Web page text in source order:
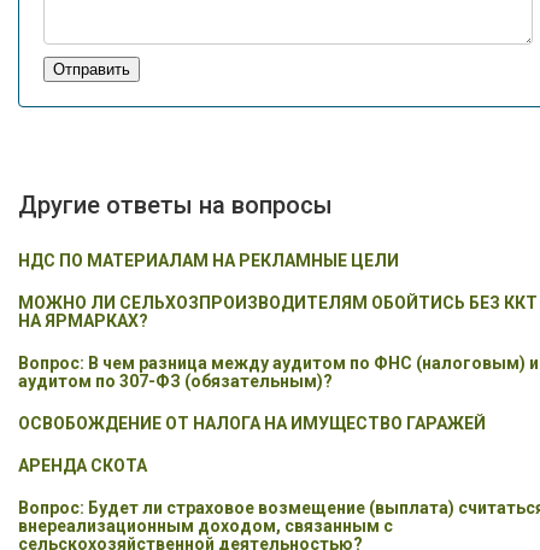
Отправить
Другие ответы на вопросы
НДС ПО МАТЕРИАЛАМ НА РЕКЛАМНЫЕ ЦЕЛИ
МОЖНО ЛИ СЕЛЬХОЗПРОИЗВОДИТЕЛЯМ ОБОЙТИСЬ БЕЗ ККТ
НА ЯРМАРКАХ?
Вопрос: В чем разница между аудитом по ФНС (налоговым) и
аудитом по 307-ФЗ (обязательным)?
ОСВОБОЖДЕНИЕ ОТ НАЛОГА НА ИМУЩЕСТВО ГАРАЖЕЙ
АРЕНДА СКОТА
Вопрос: Будет ли страховое возмещение (выплата)
внереализационным доходом, связанным с
сельскохозяйственной деятельностью?